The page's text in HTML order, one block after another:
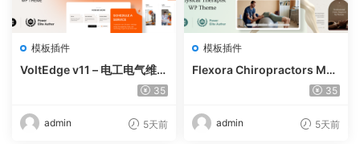
模板插件
VoltEdge v11 – 电工电气维修
35
admin 5天前
模板插件
Flexora Chiropractors Mes
sage and Physical Therapi
35
admin 5天前